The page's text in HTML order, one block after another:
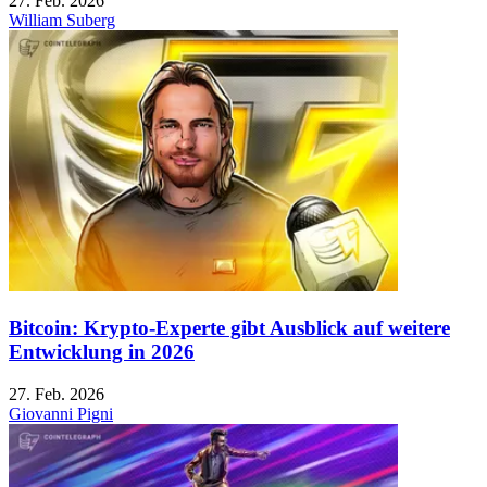
William Suberg
Bitcoin: Krypto-Experte gibt Ausblick auf weitere
Entwicklung in 2026
27. Feb. 2026
Giovanni Pigni